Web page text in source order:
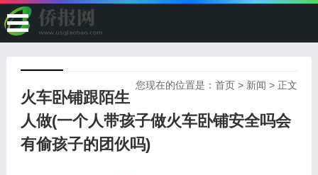
您现在的位置是：首页 > 新闻 > 正文
火车卧铺跟陌生
人做(一个人带孩子做火车卧铺安全吗会
有偷孩子的团伙吗)